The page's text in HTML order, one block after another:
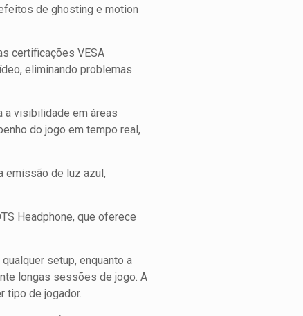
de ghosting e motion
certificações VESA
eliminando problemas
a visibilidade em áreas
do jogo em tempo real,
emissão de luz azul,
Headphone, que oferece
setup, enquanto a
longas sessões de jogo. A
tipo de jogador.